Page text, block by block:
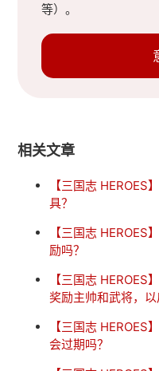
等）。
相关文章
【三国志
具？
【三国志
励吗？
【三国志
奖励主帅和武将，以
【三国志
会过期吗？